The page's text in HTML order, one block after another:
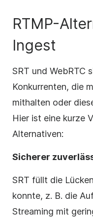
RTMP-
Ingest
SRT und WebRTC
Konkurrenten, die
mithalten oder
Hier ist eine kurze
Alternativen:
Sicherer
SRT füllt die
konnte, z. B. die
Streaming mit